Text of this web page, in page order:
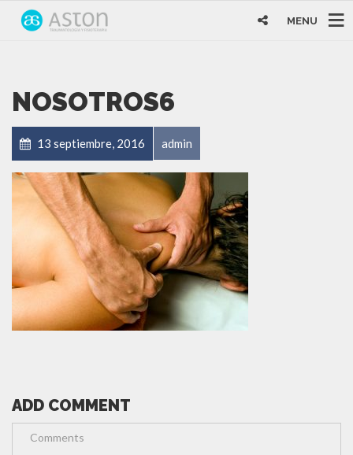
MENU
NOSOTROS6
13 septiembre, 2016 admin
ADD COMMENT